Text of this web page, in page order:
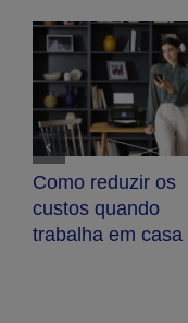
Como reduzir os
custos quando
trabalha em casa